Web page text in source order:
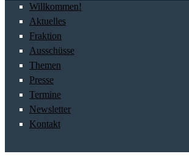
Willkommen!
Aktuelles
Fraktion
Ausschüsse
Themen
Presse
Termine
Newsletter
Kontakt